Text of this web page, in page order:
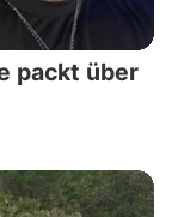
packt über